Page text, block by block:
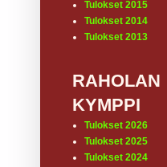
Tulokset 2015
Tulokset 2014
Tulokset 2013
RAHOLAN
KYMPPI
Tulokset 2026
Tulokset 2025
Tulokset 2024